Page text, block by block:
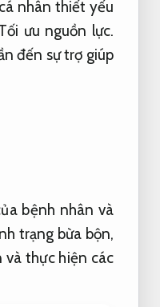
nhân thiết yếu
ưu nguồn lực.
đến sự trợ giúp
bệnh nhân và
trạng bừa bộn,
thực hiện các